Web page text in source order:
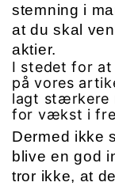
stemning i
at du skal
aktier.
I stedet for at
på vores
lagt stærkere
for vækst i
Dermed ikke
blive en god
tror ikke, at